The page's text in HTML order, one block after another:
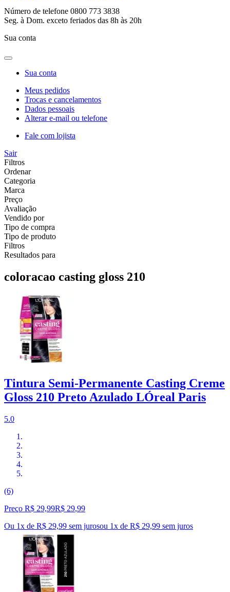
Número de telefone 0800 773 3838
Seg. à Dom. exceto feriados das 8h às 20h
Sua conta
Sua conta
Meus pedidos
Trocas e cancelamentos
Dados pessoais
Alterar e-mail ou telefone
Fale com lojista
Sair
Filtros
Ordenar
Categoria
Marca
Preço
Avaliação
Vendido por
Tipo de compra
Tipo de produto
Filtros
Resultados para
coloracao casting gloss 210
Tintura Semi-Permanente Casting Creme
Gloss 210 Preto Azulado LÓreal Paris
5.0
(6)
Preço R$ 29,99R$ 29,99
Ou 1x de R$ 29,99 sem jurosou 1x de R$ 29,99 sem juros